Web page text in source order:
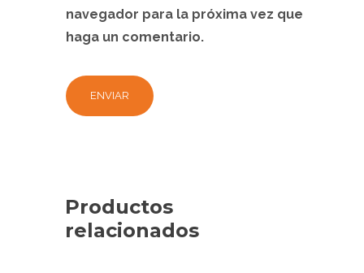
navegador para la próxima vez que
haga un comentario.
Productos
relacionados